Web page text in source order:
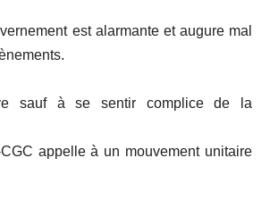
est alarmante et augure mal
sauf à se sentir complice de la
appelle à un mouvement unitaire